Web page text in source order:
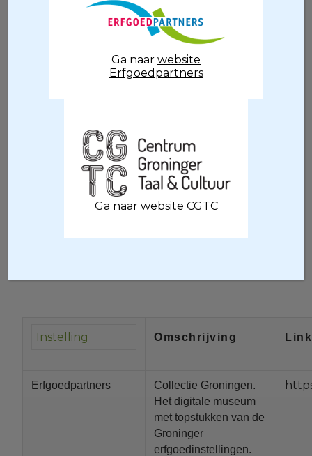
voordelen: u kunt net zo lang een prachtig
object bekijken, en zelfs van heel dichtbij, als
u zelf wilt en u niet schuldig voelen als u te
lang voor een vitrine blijft staan of voor een
Omdat Erfgoedpartners en het Centrum
zijn gaan samenwerken vindt u op deze
pagina ook verwijzingen naar digitale
activiteiten met betrekking tot de Groninger
Op veel websites van erfgoedinstellingen
achtergrondinformatie bij een
Omschrijving Link
Erfgoedpartners
Collectie Groningen.
Het digitale museum
met topstukken van de
Groninger
erfgoedinstellingen.
Ga naar website
Erfgoedpartners
Ga naar website CGTC